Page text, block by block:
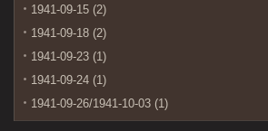
1941-09-15 (2)
1941-09-18 (2)
1941-09-23 (1)
1941-09-24 (1)
1941-09-26/1941-10-03 (1)